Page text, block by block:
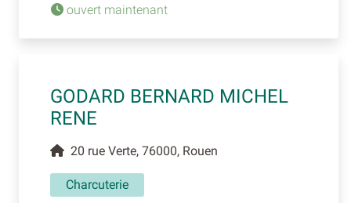
ouvert maintenant
GODARD BERNARD MICHEL
RENE
20 rue Verte, 76000, Rouen
Charcuterie